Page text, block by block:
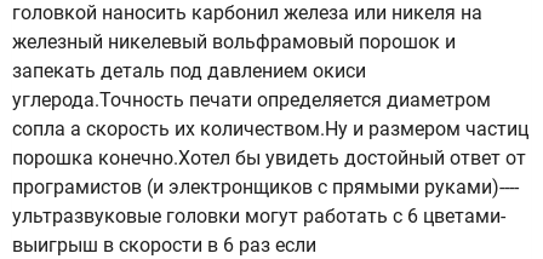
головкой наносить карбонил железа или никеля на
железный никелевый вольфрамовый порошок и
запекать деталь под давлением окиси
углерода.Точность печати определяется диаметром
сопла а скорость их количеством.Ну и размером частиц
порошка конечно.Хотел бы увидеть достойный ответ от
програмистов (и электронщиков с прямыми руками)----
ультразвуковые головки могут работать с 6 цветами-
выигрыш в скорости в 6 раз если